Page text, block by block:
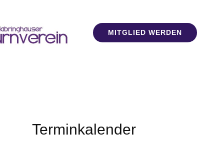
MITGLIED WERDEN
Terminkalender